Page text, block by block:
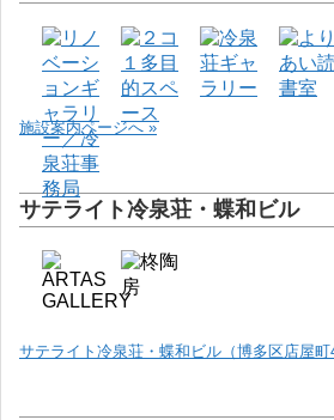
施設案内ページへ »
サテライト冷泉荘・蝶和ビル
サテライト冷泉荘・蝶和ビル（博多区店屋町